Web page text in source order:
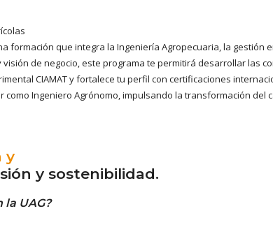
formación que integra la Ingeniería Agropecuaria, la gestión
de negocio, este programa te permitirá desarrollar las
CIAMAT y fortalece tu perfil con certificaciones
Ingeniero Agrónomo, impulsando la transformación del
y
y sostenibilidad.
UAG?